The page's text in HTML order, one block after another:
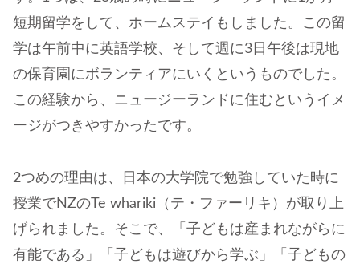
短期留学をして、ホームステイもしました。この留
学は午前中に英語学校、そして週に3日午後は現地
の保育園にボランティアにいくというものでした。
この経験から、ニュージーランドに住むというイメ
ージがつきやすかったです。
2つめの理由は、日本の大学院で勉強していた時に
授業でNZのTe whariki（テ・ファーリキ）が取り上
げられました。そこで、「子どもは産まれながらに
有能である」「子どもは遊びから学ぶ」「子どもの